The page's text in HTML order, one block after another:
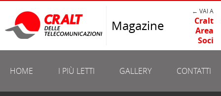
Magazine
← VAI A
Cralt
Area
Soci
HOME I PIÙ LETTI GALLERY CONTATTI